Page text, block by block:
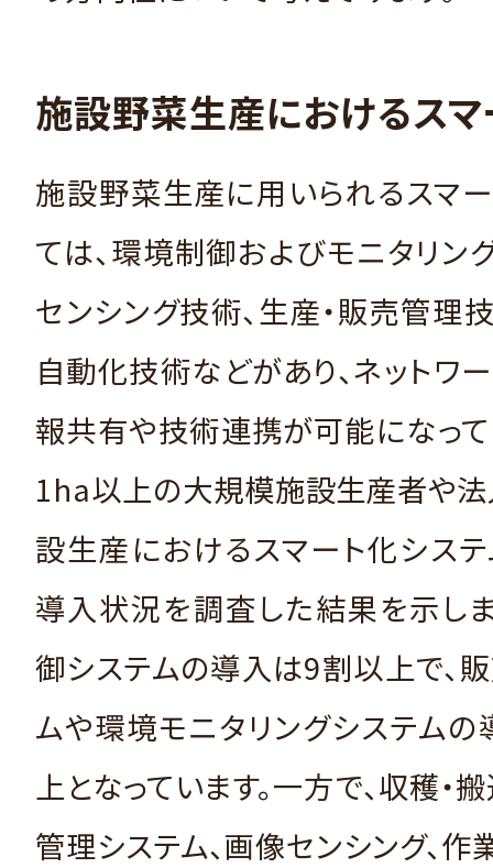
施設野菜生産におけるス
施設野菜生産に用いられるスマ
ては、環境制御およびモニタリン
センシング技術、生産・販売管理技
自動化技術などがあり、ネットワ
報共有や技術連携が可能になって
1ha以上の大規模施設生産者や
設生産におけるスマート化シス
導入状況を調査した結果を示し
御システムの導入は9割以上で、
ムや環境モニタリングシステム
上となっています。一方で、収穫・
管理システム、画像センシング、作